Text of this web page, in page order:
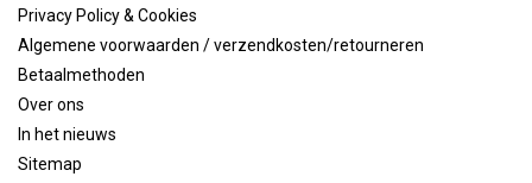
Privacy Policy & Cookies
Algemene voorwaarden / verzendkosten/retourneren
Betaalmethoden
Over ons
In het nieuws
Sitemap